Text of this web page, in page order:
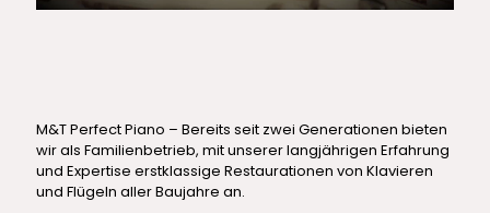
M&T Perfect Piano – Bereits seit zwei Generationen bieten
wir als Familienbetrieb, mit unserer langjährigen Erfahrung
und Expertise erstklassige Restaurationen von Klavieren
und Flügeln aller Baujahre an.